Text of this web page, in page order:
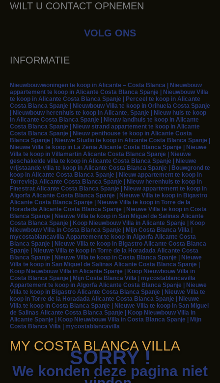
WILT U CONTACT OPNEMEN
VOLG ONS
INFORMATIE
Nieuwbouwwoningen te koop in Alicante – Costa Blanca | Nieuwbouw
appartement te koop in Alicante Costa Blanca Spanje | Nieuwbouw Villa
te koop in Alicante Costa Blanca Spanje | Perceel te koop in Alicante
Costa Blanca Spanje | Nieuwbouw Villa te koop in Orihuela Costa Spanje
| Nieuwbouw herenhuis te koop in Alicante, Spanje | Nieuw huis te koop
in Alicante Costa Blanca Spanje | Nieuw landhuis te koop in Alicante
Costa Blanca Spanje | Nieuw strand appartement te koop in Alicante
Costa Blanca Spanje | Nieuw penthouse te koop in Alicante Costa
Blanca Spanje | Nieuwe Studio te koop in Alicante Costa Blanca Spanje |
Nieuwe Villa te koop in La Zenia Alicante Costa Blanca Spanje | Nieuwe
Villa te koop in Villamartin Alicante Costa Blanca Spanje | Nieuwe
geschakelde villa te koop in Alicante Costa Blanca Spanje | Nieuwe
vrijstaande villa te koop in Alicante Costa Blanca Spanje | Bouwgrond te
koop in Alicante Costa Blanca Spanje | Nieuw appartement te koop in
Torrevieja Alicante Costa Blanca Spanje | Nieuw herenhuis te koop in
Finestrat Alicante Costa Blanca Spanje | Nieuw appartement te koop in
Algorfa Alicante Costa Blanca Spanje | Nieuwe Villa te koop in Bigastro
Alicante Costa Blanca Spanje | Nieuwe Villa te koop in Torre de la
Horadada Alicante Costa Blanca Spanje | Nieuwe Villa te koop in Costa
Blanca Spanje | Nieuwe Villa te koop in San Miguel de Salinas Alicante
Costa Blanca Spanje | Koop Nieuwbouw Villa in Alicante Spanje | Koop
Nieuwbouw Villa in Costa Blanca Spanje | Mijn Costa Blanca Villa |
mycostablancavilla Appartement te koop in Algorfa Alicante Costa
Blanca Spanje | Nieuwe Villa te koop in Bigastro Alicante Costa Blanca
Spanje | Nieuwe Villa te koop in Torre de la Horadada Alicante Costa
Blanca Spanje | Nieuwe Villa te koop in Costa Blanca Spanje | Nieuwe
Villa te koop in San Miguel de Salinas Alicante Costa Blanca Spanje |
Koop Nieuwbouw Villa in Alicante Spanje | Koop Nieuwbouw Villa in
Costa Blanca Spanje | Mijn Costa Blanca Villa | mycostablancavilla
Appartement te koop in Algorfa Alicante Costa Blanca Spanje | Nieuwe
Villa te koop in Bigastro Alicante Costa Blanca Spanje | Nieuwe Villa te
koop in Torre de la Horadada Alicante Costa Blanca Spanje | Nieuwe
Villa te koop in Costa Blanca Spanje | Nieuwe Villa te koop in San Miguel
de Salinas Alicante Costa Blanca Spanje | Koop Nieuwbouw Villa in
Alicante Spanje | Koop Nieuwbouw Villa in Costa Blanca Spanje | Mijn
Costa Blanca Villa | mycostablancavilla
MY COSTA BLANCA VILLA
SORRY !
We konden deze pagina niet